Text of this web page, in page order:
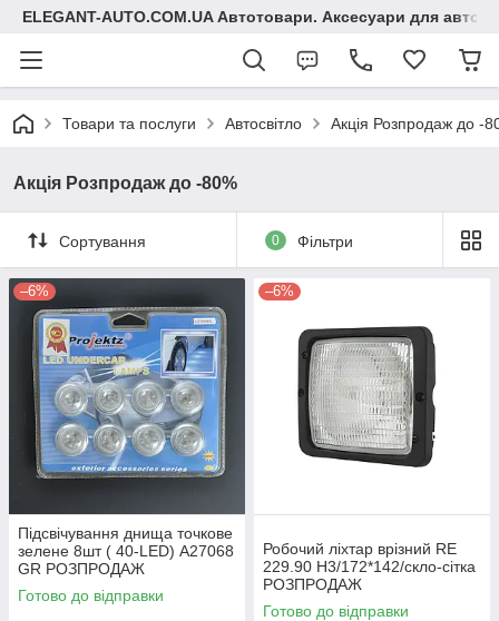
ELEGANT-AUTO.COM.UA Автотовари. Аксесуари для авто
Товари та послуги Автосвітло Акція Розпродаж до -
Акція Розпродаж до -80%
Сортування 0 Фільтри
–6%
Підсвічування днища точкове
зелене 8шт ( 40-LED) А27068
GR РОЗПРОДАЖ
Готово до відправки
–6%
Робочий ліхтар врізний RE
229.90 H3/172*142/скло-сітка
РОЗПРОДАЖ
Готово до відправки